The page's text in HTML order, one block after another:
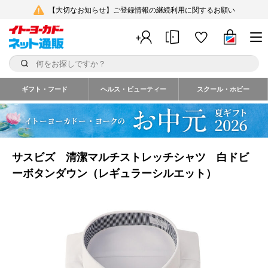
【大切なお知らせ】ご登録情報の継続利用に関するお願い
ギフト・フード ヘルス・ビューティー スクール・ホビー
サスビズ 清潔マルチストレッチシャツ 白ドビ
ーボタンダウン（レギュラーシルエット）